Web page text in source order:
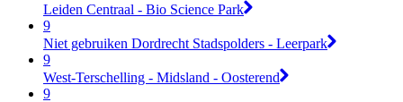
Leiden Centraal - Bio Science Park
9
Niet gebruiken Dordrecht Stadspolders - Leerpark
9
West-Terschelling - Midsland - Oosterend
9